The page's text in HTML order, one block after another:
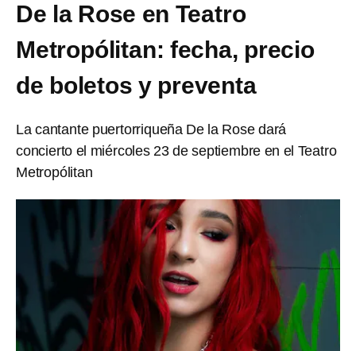
De la Rose en Teatro
Metropólitan: fecha, precio
de boletos y preventa
La cantante puertorriqueña De la Rose dará
concierto el miércoles 23 de septiembre en el Teatro
Metropólitan